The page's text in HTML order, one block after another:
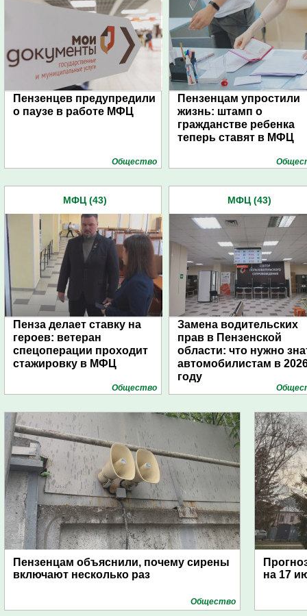
Пензенцев предупредили
о паузе в работе МФЦ
Общество
Пензенцам упростили
жизнь: штамп о
гражданстве ребенка
теперь ставят в МФЦ
МФЦ (43)
Пенза делает ставку на
героев: ветеран
спецоперации проходит
стажировку в МФЦ
Общество
МФЦ (43)
Замена водительских
прав в Пензенской
области: что нужно
автомобилистам в
году
Пензенцам объяснили, почему сирены
включают несколько раз
Общество
на 17